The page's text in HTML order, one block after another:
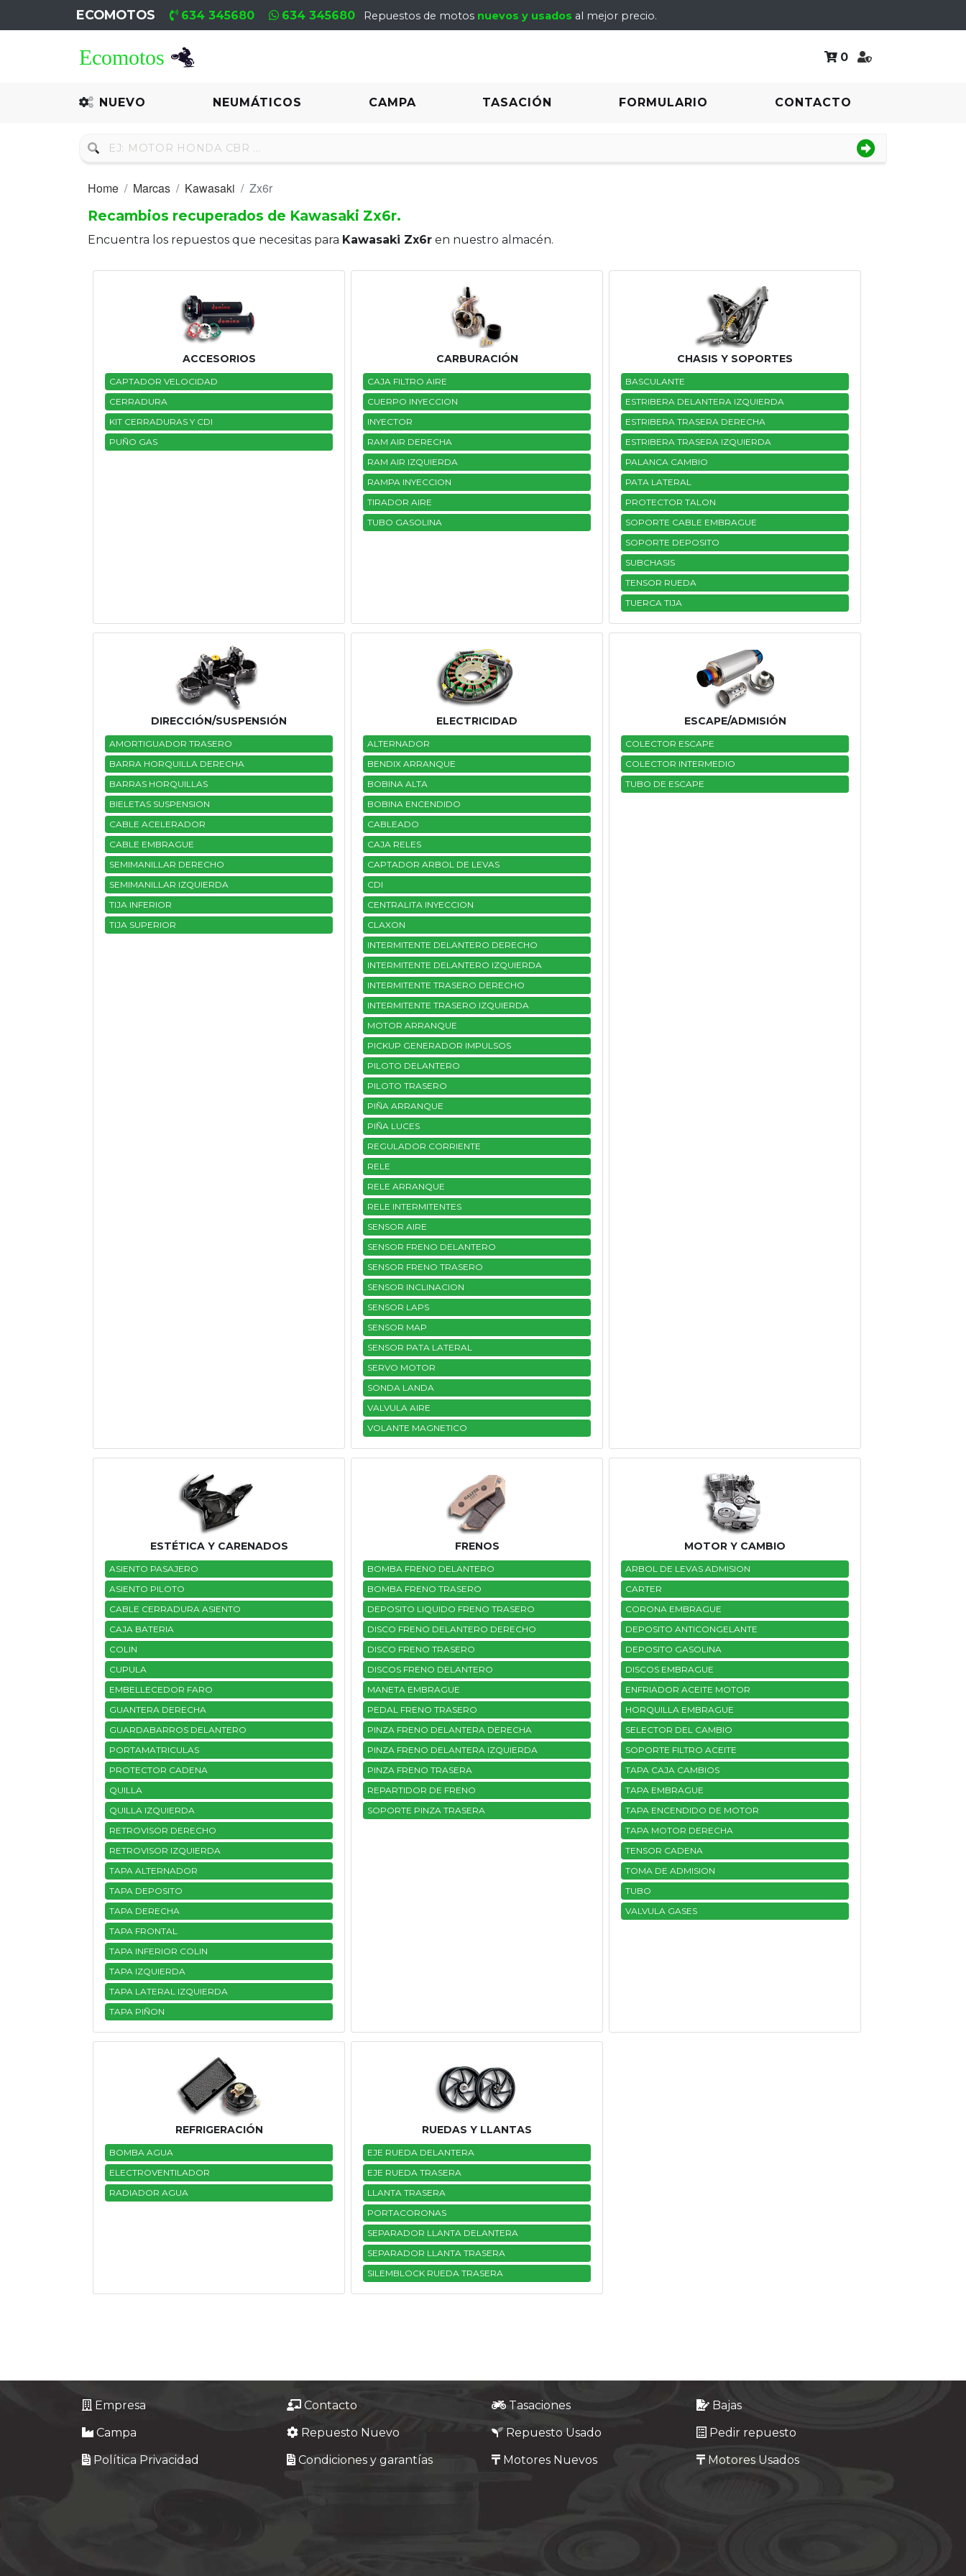
ECOMOTOS 634 345680 634 345680 Repuestos de motos nuevos y usados al mejor precio.
0
NUEVO NEUMÁTICOS CAMPA TASACIÓN FORMULARIO CONTACTO
Recambio
Neumáticos
Motores
Formulario
Home Marcas Kawasaki
Zx6r
Recambios recuperados de Kawasaki Zx6r.
Encuentra los repuestos que necesitas para Kawasaki Zx6r en nuestro almacén.
ACCESORIOS
CAPTADOR VELOCIDAD
CERRADURA
KIT CERRADURAS Y CDI
PUÑO GAS
CARBURACIÓN
CAJA FILTRO AIRE
CUERPO INYECCION
INYECTOR
RAM AIR DERECHA
RAM AIR IZQUIERDA
RAMPA INYECCION
TIRADOR AIRE
TUBO GASOLINA
CHASIS Y SOPORTES
BASCULANTE
ESTRIBERA DELANTERA IZQUIERDA
ESTRIBERA TRASERA DERECHA
ESTRIBERA TRASERA IZQUIERDA
PALANCA CAMBIO
PATA LATERAL
PROTECTOR TALON
SOPORTE CABLE EMBRAGUE
SOPORTE DEPOSITO
SUBCHASIS
TENSOR RUEDA
TUERCA TIJA
DIRECCIÓN/SUSPENSIÓN
AMORTIGUADOR TRASERO
BARRA HORQUILLA DERECHA
BARRAS HORQUILLAS
BIELETAS SUSPENSION
CABLE ACELERADOR
CABLE EMBRAGUE
SEMIMANILLAR DERECHO
SEMIMANILLAR IZQUIERDA
TIJA INFERIOR
TIJA SUPERIOR
ELECTRICIDAD
ALTERNADOR
BENDIX ARRANQUE
BOBINA ALTA
BOBINA ENCENDIDO
CABLEADO
CAJA RELES
CAPTADOR ARBOL DE LEVAS
CDI
CENTRALITA INYECCION
CLAXON
INTERMITENTE DELANTERO DERECHO
INTERMITENTE DELANTERO IZQUIERDA
INTERMITENTE TRASERO DERECHO
INTERMITENTE TRASERO IZQUIERDA
MOTOR ARRANQUE
PICKUP GENERADOR IMPULSOS
PILOTO DELANTERO
PILOTO TRASERO
PIÑA ARRANQUE
PIÑA LUCES
REGULADOR CORRIENTE
RELE
RELE ARRANQUE
RELE INTERMITENTES
SENSOR AIRE
SENSOR FRENO DELANTERO
SENSOR FRENO TRASERO
SENSOR INCLINACION
SENSOR LAPS
SENSOR MAP
SENSOR PATA LATERAL
SERVO MOTOR
SONDA LANDA
VALVULA AIRE
VOLANTE MAGNETICO
ESCAPE/ADMISIÓN
COLECTOR ESCAPE
COLECTOR INTERMEDIO
TUBO DE ESCAPE
ESTÉTICA Y CARENADOS
ASIENTO PASAJERO
ASIENTO PILOTO
CABLE CERRADURA ASIENTO
CAJA BATERIA
COLIN
CUPULA
EMBELLECEDOR FARO
GUANTERA DERECHA
GUARDABARROS DELANTERO
PORTAMATRICULAS
PROTECTOR CADENA
QUILLA
QUILLA IZQUIERDA
RETROVISOR DERECHO
RETROVISOR IZQUIERDA
TAPA ALTERNADOR
TAPA DEPOSITO
TAPA DERECHA
TAPA FRONTAL
TAPA INFERIOR COLIN
TAPA IZQUIERDA
TAPA LATERAL IZQUIERDA
TAPA PIÑON
FRENOS
BOMBA FRENO DELANTERO
BOMBA FRENO TRASERO
DEPOSITO LIQUIDO FRENO TRASERO
DISCO FRENO DELANTERO DERECHO
DISCO FRENO TRASERO
DISCOS FRENO DELANTERO
MANETA EMBRAGUE
PEDAL FRENO TRASERO
PINZA FRENO DELANTERA DERECHA
PINZA FRENO DELANTERA IZQUIERDA
PINZA FRENO TRASERA
REPARTIDOR DE FRENO
SOPORTE PINZA TRASERA
MOTOR Y CAMBIO
ARBOL DE LEVAS ADMISION
CARTER
CORONA EMBRAGUE
DEPOSITO ANTICONGELANTE
DEPOSITO GASOLINA
DISCOS EMBRAGUE
ENFRIADOR ACEITE MOTOR
HORQUILLA EMBRAGUE
SELECTOR DEL CAMBIO
SOPORTE FILTRO ACEITE
TAPA CAJA CAMBIOS
TAPA EMBRAGUE
TAPA ENCENDIDO DE MOTOR
TAPA MOTOR DERECHA
TENSOR CADENA
TOMA DE ADMISION
TUBO
VALVULA GASES
REFRIGERACIÓN
BOMBA AGUA
ELECTROVENTILADOR
RADIADOR AGUA
RUEDAS Y LLANTAS
EJE RUEDA DELANTERA
EJE RUEDA TRASERA
LLANTA TRASERA
PORTACORONAS
SEPARADOR LLANTA DELANTERA
SEPARADOR LLANTA TRASERA
SILEMBLOCK RUEDA TRASERA
Empresa Contacto Tasaciones
Bajas
Campa
Repuesto Nuevo Repuesto Usado
Pedir repuesto
Política Privacidad
Condiciones y garantías Motores Nuevos Motores Usados